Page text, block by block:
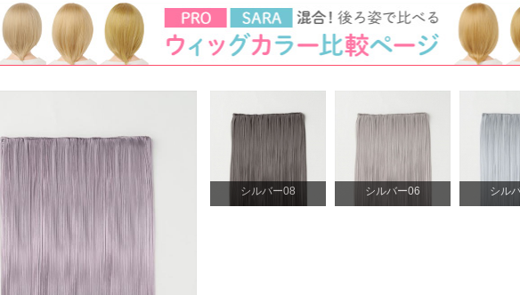
シルバー08 シルバー06 シル